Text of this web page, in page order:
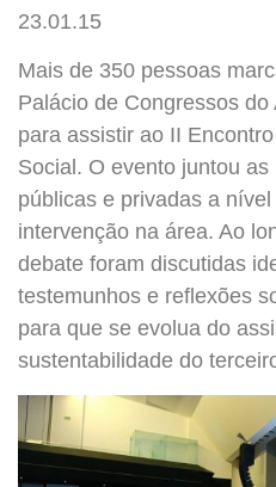
23.01.15
Mais de 350 pessoas
Palácio de Congressos
para assistir ao II
Social. O evento juntou
públicas e privadas a
intervenção na área. Ao
debate foram discutidas
testemunhos e reflexões
para que se evolua do
sustentabilidade do